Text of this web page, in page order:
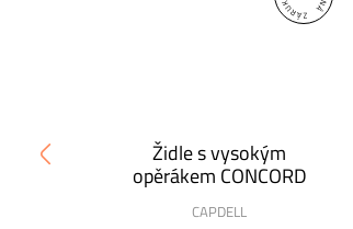
Židle s vysokým
opěrákem CONCORD
CAPDELL